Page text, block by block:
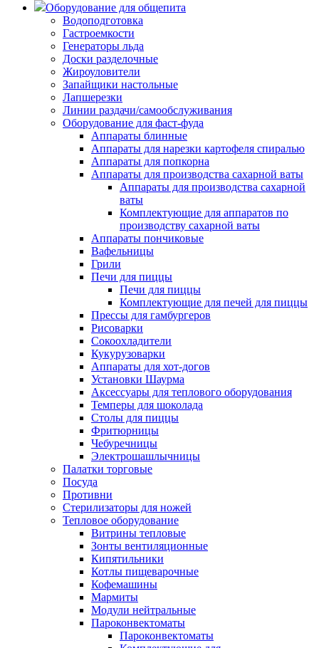
Оборудование для общепита
Водоподготовка
Гастроемкости
Генераторы льда
Доски разделочные
Жироуловители
Запайщики настольные
Лапшерезки
Линии раздачи/самообслуживания
Оборудование для фаст-фуда
Аппараты блинные
Аппараты для нарезки картофеля спиралью
Аппараты для попкорна
Аппараты для производства сахарной ваты
Аппараты для производства сахарной
ваты
Комплектующие для аппаратов по
производству сахарной ваты
Аппараты пончиковые
Вафельницы
Грили
Печи для пиццы
Печи для пиццы
Комплектующие для печей для пиццы
Прессы для гамбургеров
Рисоварки
Сокоохладители
Кукурузоварки
Аппараты для хот-догов
Установки Шаурма
Аксессуары для теплового оборудования
Темперы для шоколада
Столы для пиццы
Фритюрницы
Чебуречницы
Электрошашлычницы
Палатки торговые
Посуда
Противни
Стерилизаторы для ножей
Тепловое оборудование
Витрины тепловые
Зонты вентиляционные
Кипятильники
Котлы пищеварочные
Кофемашины
Мармиты
Модули нейтральные
Пароконвектоматы
Пароконвектоматы